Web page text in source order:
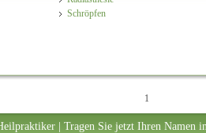
Schröpfen
1
| Tragen Sie jetzt Ihren Namen